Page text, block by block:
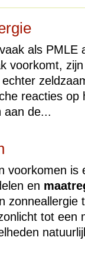
als PMLE
voorkomt,
echter
reacties op
aan de...
voorkomen is
en
zonneallergie
tot een